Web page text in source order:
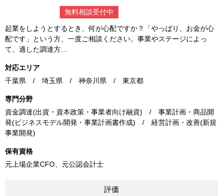
無料相談受付中
起業をしようとするとき、何が心配ですか？「やっぱり、お金が心
配です」という方、一度ご相談ください。事業やステージによっ
て、適した調達方…
対応エリア
千葉県 / 埼玉県 / 神奈川県 / 東京都
専門分野
資金調達(出資・資本政策・事業者向け融資) / 事業計画・商品開
発(ビジネスモデル開発・事業計画書作成) / 経営計画・改善(新規
事業開発)
保有資格
元上場企業CFO、元公認会計士
評価